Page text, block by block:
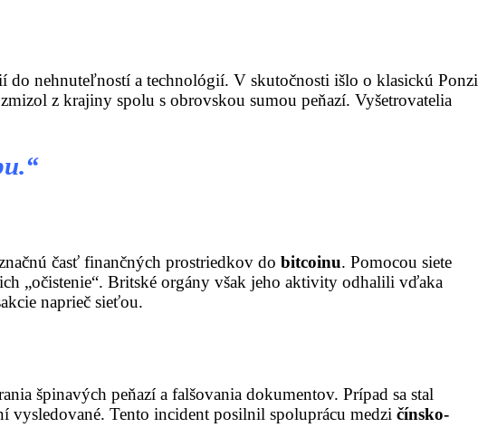
nehnuteľností a technológií. V skutočnosti išlo o klasickú Ponzi
z krajiny spolu s obrovskou sumou peňazí. Vyšetrovatelia
časť finančných prostriedkov do bitcoinu. Pomocou siete
„očistenie“. Britské orgány však jeho aktivity odhalili vďaka
naprieč sieťou.
špinavých peňazí a falšovania dokumentov. Prípad sa stal
Tento incident posilnil spoluprácu medzi čínsko-